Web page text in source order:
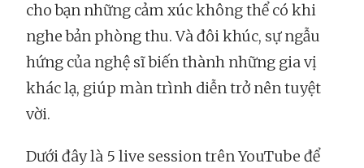
cho bạn những cảm xúc không thể có khi
nghe bản phòng thu. Và đôi khúc, sự ngẫu
hứng của nghệ sĩ biến thành những gia vị
khác lạ, giúp màn trình diễn trở nên tuyệt
vời.
Dưới đây là 5 live session trên YouTube để